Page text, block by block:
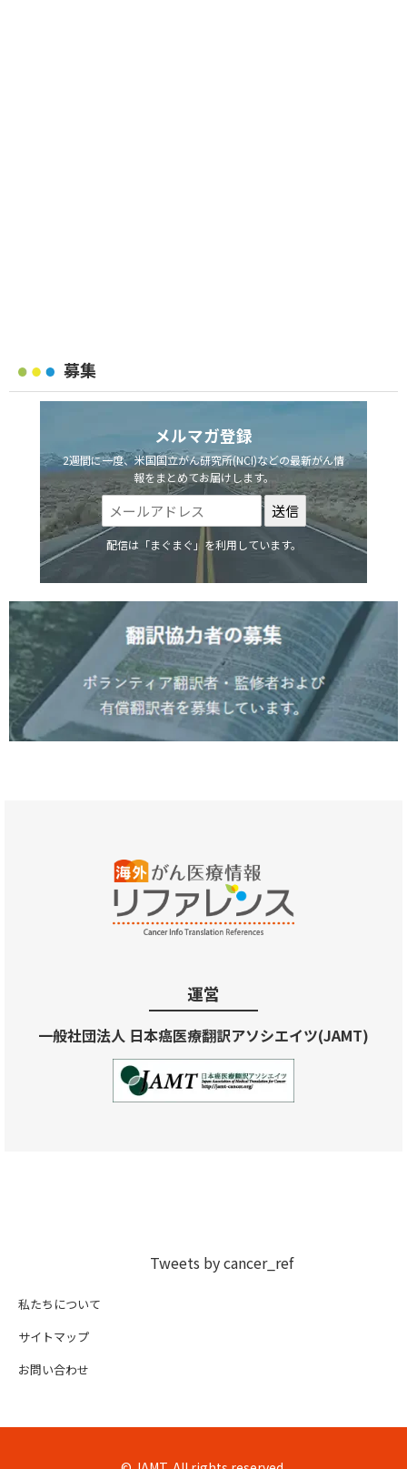
募集
メルマガ登録
2週間に一度、米国国立がん研究所(NCI)などの最新がん情
報をまとめてお届けします。
配信は「まぐまぐ」を利用しています。
運営
一般社団法人 日本癌医療翻訳アソシエイツ(JAMT)
Tweets by cancer_ref
私たちについて
サイトマップ
お問い合わせ